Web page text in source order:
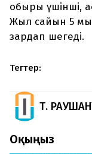
обыры үшінші,
Жыл сайын 5
зардап шегеді.
Тегтер:
Т.
Оқыңыз